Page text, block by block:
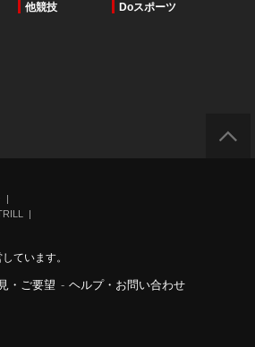
他競技 Doスポーツ
ています。
・ご要望 - ヘルプ・お問い合わせ